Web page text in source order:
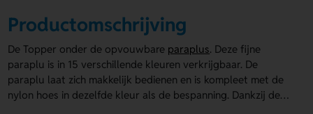
Productomschrijving
De Topper onder de opvouwbare paraplus. Deze fijne
paraplu is in 15 verschillende kleuren verkrijgbaar. De
paraplu laat zich makkelijk bedienen en is kompleet met de
nylon hoes in dezelfde kleur als de bespanning. Dankzij de